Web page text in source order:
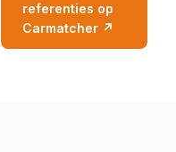
referenties op
Carmatcher ↗